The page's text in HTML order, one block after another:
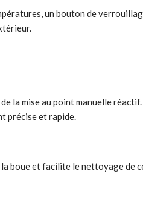
un bouton de
la mise au point manuelle
précise et rapide.
boue et facilite le nettoyage de